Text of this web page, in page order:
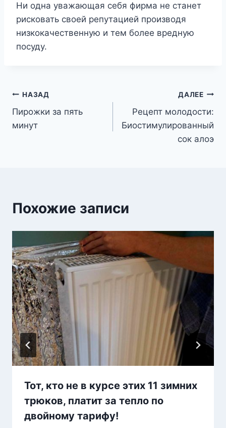
Ни одна уважающая себя фирма не станет
рисковать своей репутацией производя
низкокачественную и тем более вредную
посуду.
Навигация
по
НАЗАД
Пирожки за пять
минут
ДАЛЕЕ
Рецепт молодости:
Биостимулированный
сок алоэ
Похожие записи
Тот, кто не в курсе этих 11 зимних
трюков, платит за тепло по
двойному тарифу!